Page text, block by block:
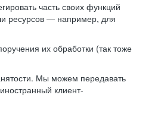
часть своих функций
ресурсов — например, для
их обработки (так тоже
Мы можем передавать
клиент-